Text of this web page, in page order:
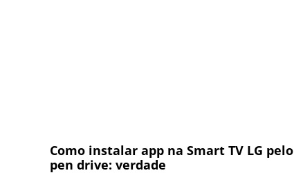
Como instalar app na Smart TV LG pelo
pen drive: verdade